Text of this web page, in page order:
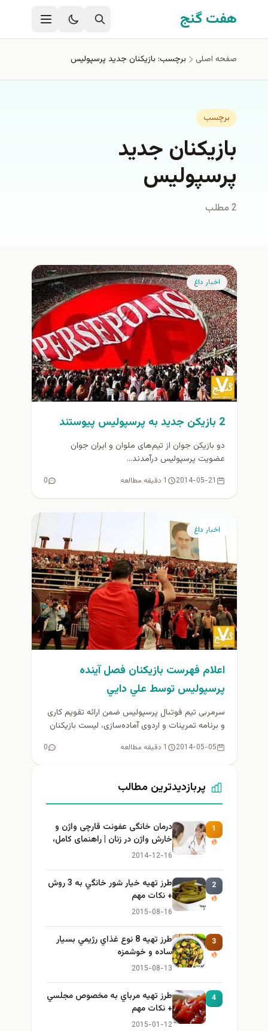
رفتن به محتوای اصلی
هفت گنج
صفحه اصلی برچسب: بازيكنان جديد پرسپوليس
برچسب
بازيكنان جديد
پرسپوليس
2 مطلب
اخبار داغ
2 بازیکن جدید به پرسپولیس پيوستند
دو بازیکن جوان از تیم‌های ملوان و ایران جوان
عضویت پرسپولیس درآمدند...
2014-05-21 1 دقیقه مطالعه 0
اخبار داغ
اعلام فهرست بازیکنان فصل آینده
پرسپولیس توسط علي دايي
سرمربی تیم فوتبال پرسپولیس ضمن ارائه تقویم کاری
و برنامه تمرینات و اردوی آماده‌سازی، لیست بازیکنان
2014-05-05 1 دقیقه مطالعه 0
پربازدیدترین مطالب
1
درمان خانگی عفونت قارچی واژن و
خارش واژن در زنان | راهنمای کامل،
ایمن و کاربردی
2014-12-16
2
طرز تهيه خیار شور خانگي به 3 روش
+ نكات مهم
2015-08-16
3
طرز تهيه 8 نوع غذاي رژيمي بسيار
ساده و خوشمزه
2015-08-13
4
طرز تهيه مرباي به مخصوص مجلسي
+ نكات مهم
2015-01-12